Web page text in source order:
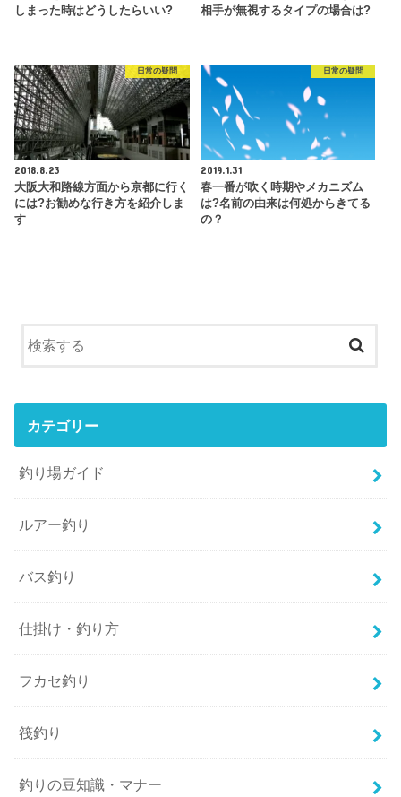
しまった時はどうしたらいい?
相手が無視するタイプの場合は?
日常の疑問
2018.8.23
大阪大和路線方面から京都に行く
には?お勧めな行き方を紹介しま
す
日常の疑問
2019.1.31
春一番が吹く時期やメカニズム
は?名前の由来は何処からきてる
の？
カテゴリー
釣り場ガイド
ルアー釣り
バス釣り
仕掛け・釣り方
フカセ釣り
筏釣り
釣りの豆知識・マナー